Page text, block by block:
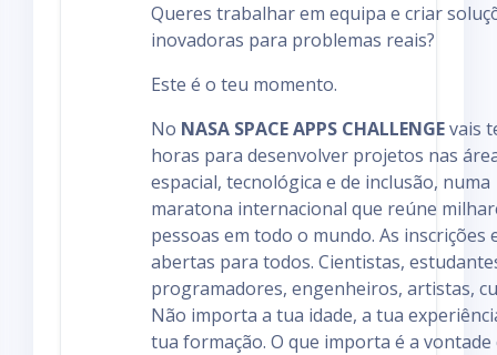
Queres trabalhar em equipa e criar
inovadoras para problemas reais?
Este é o teu momento.
No NASA SPACE APPS CHALLENGEvais
horas para desenvolver projetos nas
espacial, tecnológica e de inclusão, numa
maratona internacional que reúne
pessoas em todo o mundo. As inscrições
abertas para todos. Cientistas,
programadores, engenheiros, artistas,
Não importa a tua idade, a tua
tua formação. O que importa é a vontade